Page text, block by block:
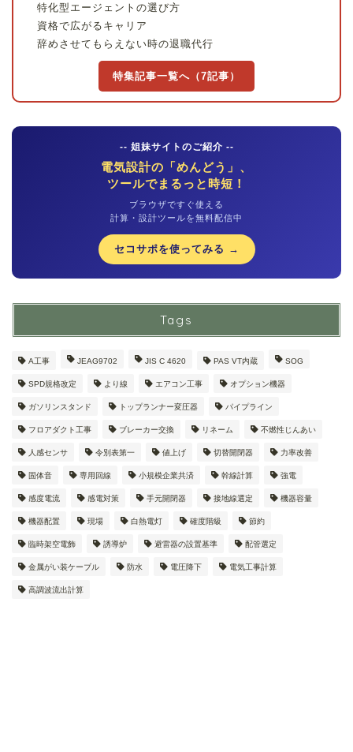
特化型エージェントの選び方
資格で広がるキャリア
辞めさせてもらえない時の退職代行
特集記事一覧へ（7記事）
-- 姐妹サイトのご紹介 --
電気設計の「めんどう」、
ツールでまるっと時短！
ブラウザですぐ使える
計算・設計ツールを無料配信中
セコサポを使ってみる →
Tags
A工事 JEAG9702 JIS C 4620 PAS VT内蔵 SOG
SPD規格改定 より線 エアコン工事 オプション機器
ガソリンスタンド トップランナー変圧器 パイプライン
フロアダクト工事 ブレーカー交換 リネーム 不燃性じんあい
人感センサ 令別表第一 値上げ 切替開閉器 力率改善
固体音 専用回線 小規模企業共済 幹線計算 強電
感度電流 感電対策 手元開閉器 接地線選定 機器容量
機器配置 現場 白熱電灯 確度階級 節約
臨時架空電飾 誘導炉 避雷器の設置基準 配管選定
金属がい装ケーブル 防水 電圧降下 電気工事計算
高調波流出計算